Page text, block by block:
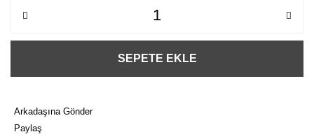
SEPETE EKLE
Arkadaşına Gönder
Paylaş